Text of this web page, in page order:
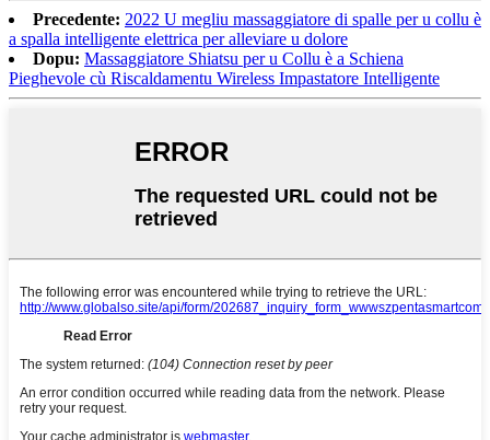
Precedente: 2022 U megliu massaggiatore di spalle per u collu è
a spalla intelligente elettrica per alleviare u dolore
Dopu: Massaggiatore Shiatsu per u Collu è a Schiena
Pieghevole cù Riscaldamentu Wireless Impastatore Intelligente